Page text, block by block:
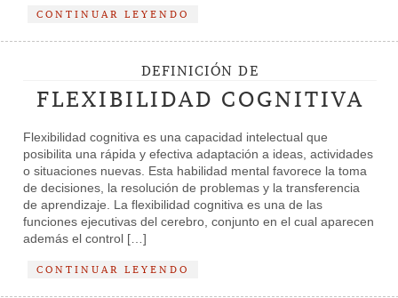
CONTINUAR LEYENDO
DEFINICIÓN DE
FLEXIBILIDAD COGNITIVA
Flexibilidad cognitiva es una capacidad intelectual que
posibilita una rápida y efectiva adaptación a ideas, actividades
o situaciones nuevas. Esta habilidad mental favorece la toma
de decisiones, la resolución de problemas y la transferencia
de aprendizaje. La flexibilidad cognitiva es una de las
funciones ejecutivas del cerebro, conjunto en el cual aparecen
además el control […]
CONTINUAR LEYENDO